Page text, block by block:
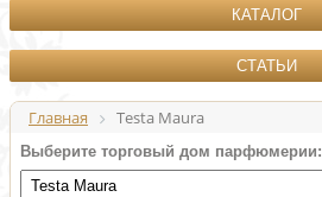
КАТАЛОГ
СТАТЬИ
Главная Testa Maura
Выберите торговый дом парфюмерии: